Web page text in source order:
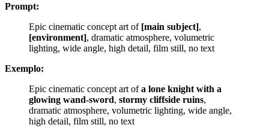
Prompt:
Epic cinematic concept art of [main subject],
[environment], dramatic atmosphere, volumetric
lighting, wide angle, high detail, film still, no text
Exemplo:
Epic cinematic concept art ofa lone knight with a
glowing wand-sword, stormy cliffside ruins,
dramatic atmosphere, volumetric lighting, wide angle,
high detail, film still, no text